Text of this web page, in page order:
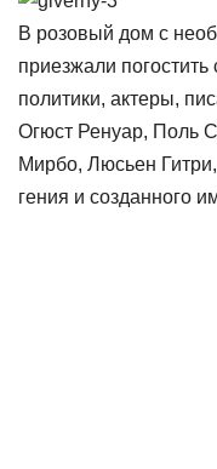
В розовый дом с
приезжали
политики, актеры,
Огюст Ренуар, Поль
Мирбо, Люсьен
гения и созданного